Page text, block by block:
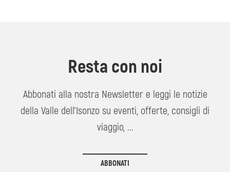
Resta con noi
Abbonati alla nostra Newsletter e leggi le notizie
della Valle dell'Isonzo su eventi, offerte, consigli di
viaggio, ...
ABBONATI